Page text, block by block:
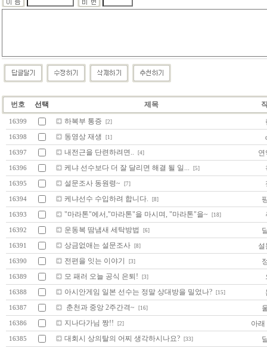
번호 선택 제목
16399 하복부 통증 [2]
16398 동영상 재생 [1]
16397 내전근을 단련하려면.. [4] 연
16396 케냐 선수보다 더 잘 달리면 해결 될 일... [5]
16395 설문조사 동원령~ [7]
16394 케냐선수 수입하려 합니다. [8]
16393 "마라톤"에서,"마라톤"을 마시며, "마라톤"을~ [18]
16392 운동복 땀냄새 세탁방법 [6]
16391 상금없애는 설문조사 [8] 설
16390 전편을 잇는 이야기 [3]
16389 모 패러 오늘 공식 은퇴! [3]
16388 아시안게임 일본 선수는 정말 상대방을 밀었나? [15]
16387 춘천과 중앙 2주간격~ [16]
16386 지나다가님 짱!! [2] 아
16385 대회시 상의탈의 어찌 생각하시나요? [33]